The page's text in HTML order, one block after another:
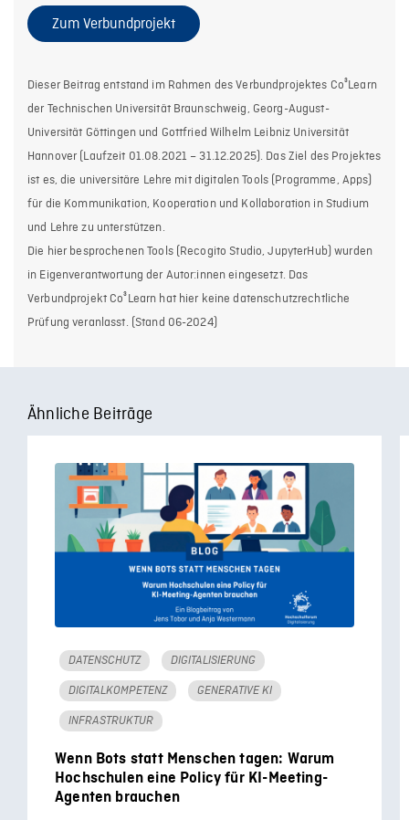
Zum Verbundprojekt
Dieser Beitrag entstand im Rahmen des Verbundprojektes Co³Learn
der Technischen Universität Braunschweig, Georg-August-
Universität Göttingen und Gottfried Wilhelm Leibniz Universität
Hannover (Laufzeit 01.08.2021 – 31.12.2025). Das Ziel des Projektes
ist es, die universitäre Lehre mit digitalen Tools (Programme, Apps)
für die Kommunikation, Kooperation und Kollaboration in Studium
und Lehre zu unterstützen.
Die hier besprochenen Tools (Recogito Studio, JupyterHub) wurden
in Eigenverantwortung der Autor:innen eingesetzt. Das
Verbundprojekt Co³Learn hat hier keine datenschutzrechtliche
Prüfung veranlasst. (Stand 06-2024)
Ähnliche Beiträge
DATENSCHUTZ DIGITALISIERUNG
DIGITALKOMPETENZ GENERATIVE KI
INFRASTRUKTUR
Wenn Bots statt Menschen tagen: Warum
Hochschulen eine Policy für KI-Meeting-
Agenten brauchen